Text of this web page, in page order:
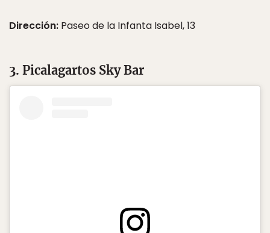
Dirección: Paseo de la Infanta Isabel, 13
3. Picalagartos Sky Bar